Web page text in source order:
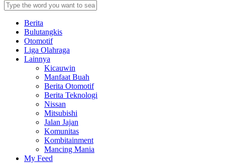
Berita
Bulutangkis
Otomotif
Liga Olahraga
Lainnya
Kicauwin
Manfaat Buah
Berita Otomotif
Berita Teknologi
Nissan
Mitsubishi
Jalan Jajan
Komunitas
Kombitainment
Mancing Mania
My Feed